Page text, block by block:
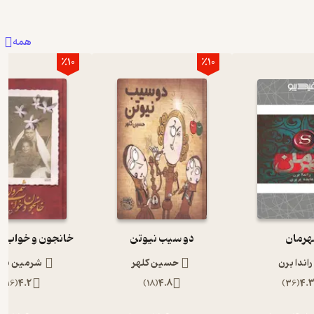
همه
راندا برن
4.3
(
36
)
٪10
دو سیب نیوتن
حسین کلهر
4.8
(
18
)
٪10
خانجون و
شرمین
4.2
(
16